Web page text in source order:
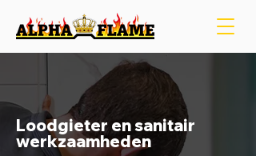
Loodgieter en sanitair
werkzaamheden